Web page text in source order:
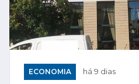
ECONOMIA há 9 dias